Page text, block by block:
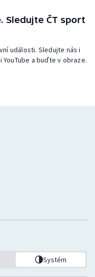
Sledujte ČT sport
události. Sledujte nás i
YouTube a buďte v obraze.
Systém